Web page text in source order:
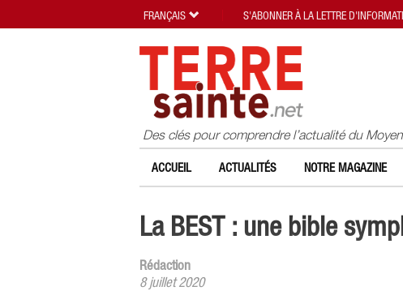
Des clés pour comprendre l’actualité du
ACCUEIL ACTUALITÉS NOTRE MAGAZINE
La BEST : une bible
Rédaction
8 juillet 2020
FRANÇAIS S'ABONNER À LA LETTRE